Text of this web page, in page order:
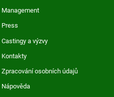
Management
Press
Castingy a výzvy
Kontakty
Zpracování osobních údajů
Nápověda